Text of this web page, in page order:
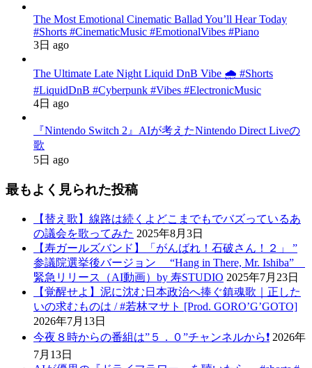
The Most Emotional Cinematic Ballad You’ll Hear Today
#Shorts #CinematicMusic #EmotionalVibes #Piano
3日 ago
The Ultimate Late Night Liquid DnB Vibe 🌧️ #Shorts
#LiquidDnB #Cyberpunk #Vibes #ElectronicMusic
4日 ago
『Nintendo Switch 2』AIが考えたNintendo Direct Liveの
歌
5日 ago
最もよく見られた投稿
【替え歌】線路は続くよどこまでもでバズっているあ
の議会を歌ってみた 2025年8月3日
【寿ガールズバンド】「がんばれ！石破さん！２」 ”
参議院選挙後バージョン “Hang in There, Mr. Ishiba”
緊急リリース（AI動画）by 寿STUDIO 2025年7月23日
【覚醒せよ】泥に沈む日本政治へ捧ぐ鎮魂歌｜正した
いの求むものは / #若林マサト [Prod. GORO’G’GOTO]
2026年7月13日
今夜８時からの番組は”５．０”チャンネルから❗️ 2026年
7月13日